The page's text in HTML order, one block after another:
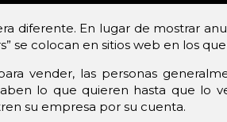
diferente. En lugar de mostrar
se colocan en sitios web en los
vender, las personas
lo que quieren hasta que lo
su empresa por su cuenta.